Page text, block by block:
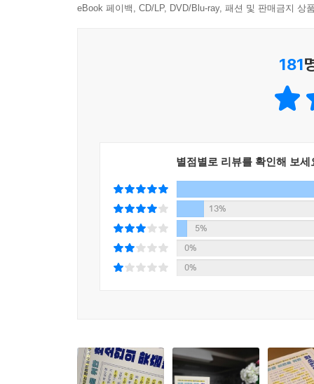
---「“듦과 듬, 앎과 암”(본문 163쪽)」중에서
제목 그대로, 지금 대한민국 성인이 가장 헷갈리
줄 요약 코너만 쭉 읽어도 핵심이 눈에 쏙 들어올
‘결제’는 ‘제’가 이 돈을 다 쓴 것!
‘결재’는 ‘재’수 없는 김과장이 해주는 것! _ [결제와
조용한 곳에서는 절대 읽지 마시라!
eBook 페이백, CD/LP, DVD/Blu-ray, 패션 및 판매금지 상
181
별점별로 리뷰를 확인해 보세
13%
5%
0%
0%